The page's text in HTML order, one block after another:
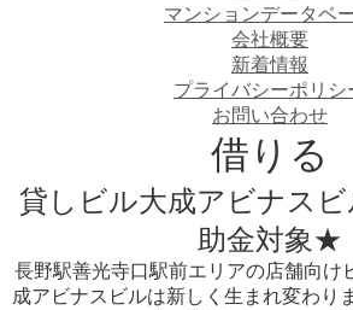
マンションデータベ
会社概要
新着情報
プライバシーポリシ
お問い合わせ
借りる
貸しビル大成アビナス
助金対象★
長野駅善光寺口駅前エリアの店舗向
成アビナスビルは新しく生まれ変わり